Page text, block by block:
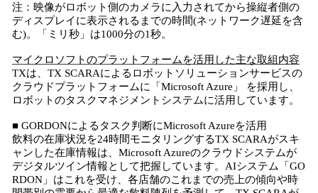
注：映像がロボット側のカメラに入力されてから操縦者側の
ディスプレイに表示されるまでの時間(ネットワーク遅延を含
む)。「ミリ秒」は1000分の1秒。
マイクロソフトのプラットフォームを活用した主な取組内容
TXは、TX SCARAによるロボットソリューションサービスの
クラウドプラットフォームに「Microsoft Azure」 を採用し、
ロボットのタスクマネジメントシステムに活用しています。
■ GORDONによるタスク判断にMicrosoft Azureを活用
飲料の在庫状況を24時間モニタリングするTX SCARAがスキ
ャンした在庫情報は、Microsoft Azureのクラウドシステムが
デジタルツイン情報として把握しています。AIシステム「GO
RDON」はこれを受け、各店舗のこれまでの売上の傾向や時